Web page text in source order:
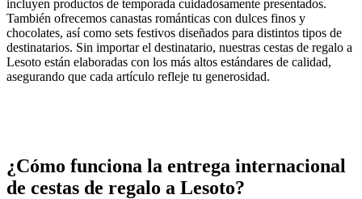
incluyen productos de temporada cuidadosamente presentados.
También ofrecemos canastas románticas con dulces finos y
chocolates, así como sets festivos diseñados para distintos tipos de
destinatarios. Sin importar el destinatario, nuestras cestas de regalo a
Lesoto están elaboradas con los más altos estándares de calidad,
asegurando que cada artículo refleje tu generosidad.
¿Cómo funciona la entrega internacional
de cestas de regalo a Lesoto?